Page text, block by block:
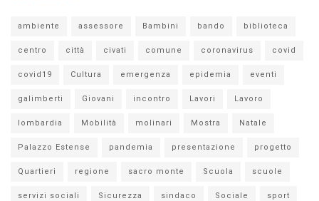
ambiente assessore Bambini bando biblioteca
centro città civati comune coronavirus covid
covid19 Cultura emergenza epidemia eventi
galimberti Giovani incontro Lavori Lavoro
lombardia Mobilità molinari Mostra Natale
Palazzo Estense pandemia presentazione progetto
Quartieri regione sacro monte Scuola scuole
servizi sociali Sicurezza sindaco Sociale sport